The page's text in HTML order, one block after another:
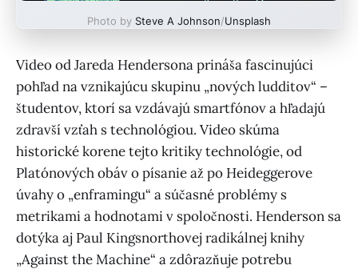
Photo by Steve A Johnson/Unsplash
Video od Jareda Hendersona prináša fascinujúci
pohľad na vznikajúcu skupinu „nových ludditov“ –
študentov, ktorí sa vzdávajú smartfónov a hľadajú
zdravší vzťah s technológiou. Video skúma
historické korene tejto kritiky technológie, od
Platónových obáv o písanie až po Heideggerove
úvahy o „enframingu“ a súčasné problémy s
metrikami a hodnotami v spoločnosti. Henderson sa
dotýka aj Paul Kingsnorthovej radikálnej knihy
„Against the Machine“ a zdôrazňuje potrebu